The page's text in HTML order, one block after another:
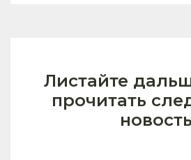
Листайте
прочитать
новость